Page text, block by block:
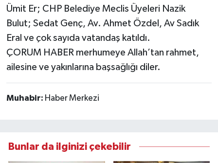
Ümit Er; CHP Belediye Meclis Üyeleri Nazik
Bulut; Sedat Genç, Av. Ahmet Özdel, Av Sadık
Eral ve çok sayıda vatandaş katıldı.
ÇORUM HABER merhumeye Allah’tan rahmet,
ailesine ve yakınlarına başsağlığı diler.
Muhabir: Haber Merkezi
Bunlar da ilginizi çekebilir